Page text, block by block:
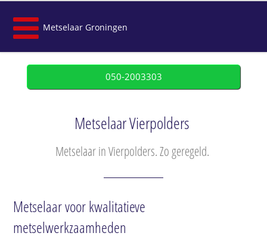
Metselaar Groningen
050-2003303
Metselaar Vierpolders
Metselaar in Vierpolders. Zo geregeld.
Metselaar voor kwalitatieve
metselwerkzaamheden